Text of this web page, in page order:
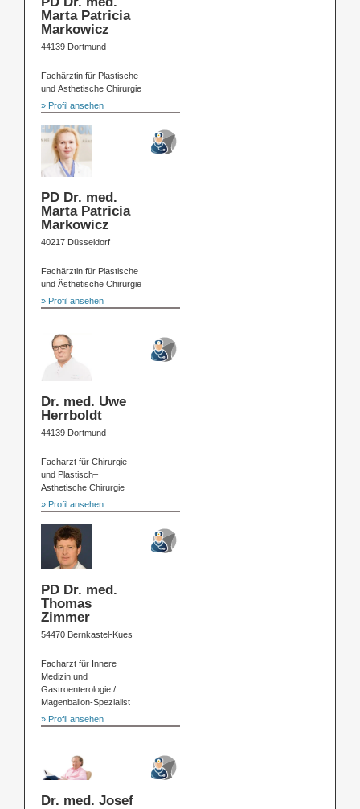
Marta Patricia
Markowicz
44139 Dortmund
Fachärztin für Plastische
und Ästhetische Chirurgie
» Profil ansehen
PD Dr. med.
Marta Patricia
Markowicz
40217 Düsseldorf
Fachärztin für Plastische
und Ästhetische Chirurgie
» Profil ansehen
Dr. med. Uwe
Herrboldt
44139 Dortmund
Facharzt für Chirurgie
und Plastisch–
Ästhetische Chirurgie
» Profil ansehen
PD Dr. med.
Thomas
Zimmer
54470 Bernkastel-Kues
Facharzt für Innere
Medizin und
Gastroenterologie /
Magenballon-Spezialist
» Profil ansehen
Dr. med. Josef